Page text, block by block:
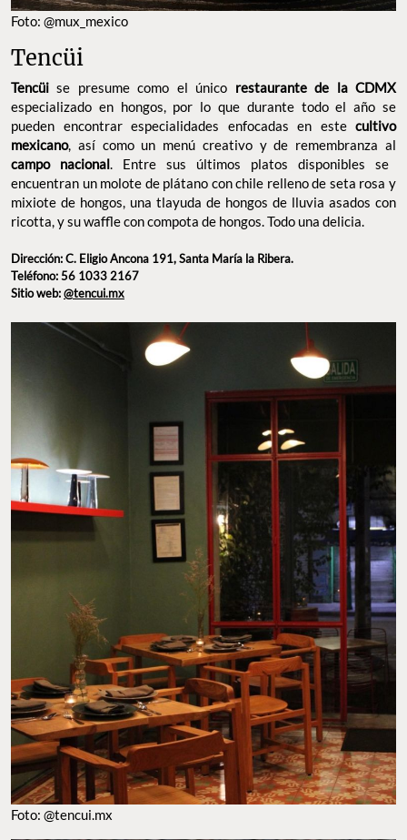
Foto: @mux_mexico
Tencüi
Tencüi se presume como el único restaurante de la CDMX
especializado en hongos, por lo que durante todo el año se
pueden encontrar especialidades enfocadas en este cultivo
mexicano, así como un menú creativo y de remembranza al
campo nacional. Entre sus últimos platos disponibles se
encuentran un molote de plátano con chile relleno de seta rosa y
mixiote de hongos, una tlayuda de hongos de lluvia asados con
ricotta, y su waffle con compota de hongos. Todo una delicia.
Dirección: C. Eligio Ancona 191, Santa María la Ribera.
Teléfono: 56 1033 2167
Sitio web:@tencui.mx
Foto: @tencui.mx